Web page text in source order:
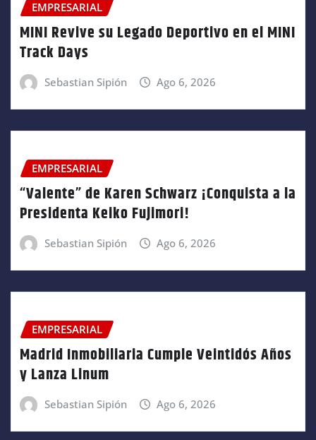
EMPRESARIAL
MINI Revive su Legado Deportivo en el MINI
Track Days
Sebastian Sipión Ago 6, 2026
EMPRESARIAL
“Valente” de Karen Schwarz ¡Conquista a la
Presidenta Keiko Fujimori!
Sebastian Sipión Ago 6, 2026
EMPRESARIAL
Madrid Inmobiliaria Cumple Veintidós Años
y Lanza Linum
Sebastian Sipión Ago 6, 2026